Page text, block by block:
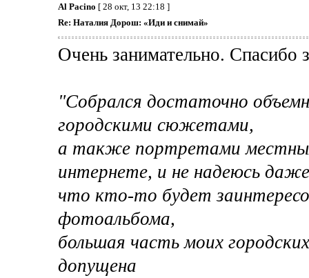
Al Pacino [ 28 окт, 13 22:18 ]
Re: Наталия Дорош: «Иди и снимай»
Очень занимательно. Спасибо
"Собрался достаточно
городскими сюжетами,
а также портретами
интернете, и не надеюсь
что кто-то будет
фотоальбома,
большая часть моих
допущена